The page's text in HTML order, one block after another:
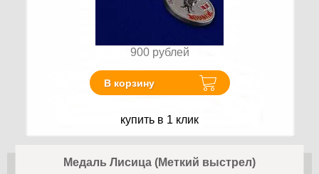
900 рублей
В корзину
купить в 1 клик
Медаль Лисица (Меткий выстрел)